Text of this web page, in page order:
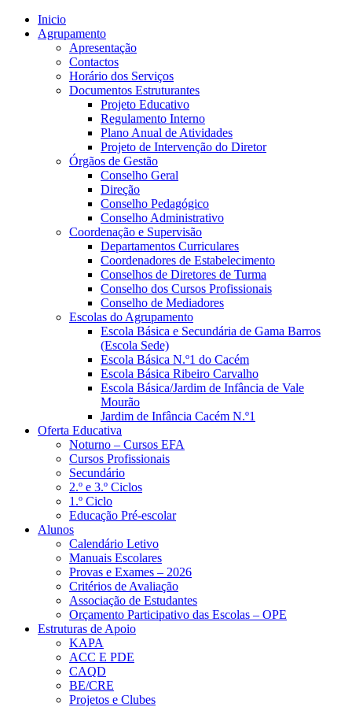
Inicio
Agrupamento
Apresentação
Contactos
Horário dos Serviços
Documentos Estruturantes
Projeto Educativo
Regulamento Interno
Plano Anual de Atividades
Projeto de Intervenção do Diretor
Órgãos de Gestão
Conselho Geral
Direção
Conselho Pedagógico
Conselho Administrativo
Coordenação e Supervisão
Departamentos Curriculares
Coordenadores de Estabelecimento
Conselhos de Diretores de Turma
Conselho dos Cursos Profissionais
Conselho de Mediadores
Escolas do Agrupamento
Escola Básica e Secundária de Gama Barros
(Escola Sede)
Escola Básica N.º1 do Cacém
Escola Básica Ribeiro Carvalho
Escola Básica/Jardim de Infância de Vale
Mourão
Jardim de Infância Cacém N.º1
Oferta Educativa
Noturno – Cursos EFA
Cursos Profissionais
Secundário
2.º e 3.º Ciclos
1.º Ciclo
Educação Pré-escolar
Alunos
Calendário Letivo
Manuais Escolares
Provas e Exames – 2026
Critérios de Avaliação
Associação de Estudantes
Orçamento Participativo das Escolas – OPE
Estruturas de Apoio
KAPA
ACC E PDE
CAQD
BE/CRE
Projetos e Clubes